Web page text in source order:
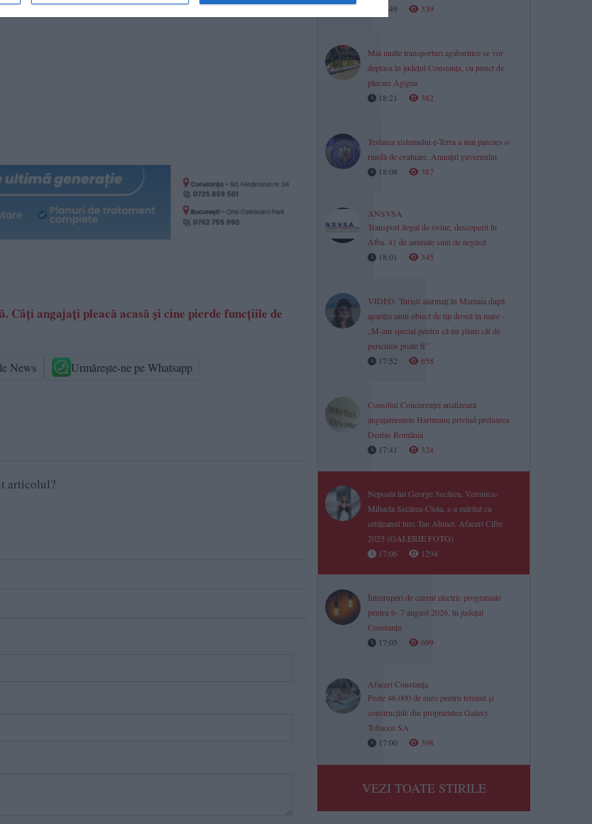
Câți angajați pleacă acasă și cine pierde funcțiile de
News Urmărește-ne pe Whatsapp
articolul?
18:49
339
Mai multe transporturi agabaritice se vor
deplasa în județul Constanța, cu punct de
plecare Agigea
18:21
382
Testarea sistemului e-Terra a mai parcurs o
rundă de evaluare. Anunțul guvernului
18:08
387
ANSVSA
Transport ilegal de ovine, descoperit în
Alba. 41 de animale sunt de negăsit
18:01
345
VIDEO. Turiști alarmați în Mamaia după
apariția unui obiect de tip dronă în mare -
„M-am speriat pentru că nu știam cât de
periculos poate fi”
17:52
658
Consiliul Concurenței analizează
angajamentele Hartmann privind preluarea
Dentas România
17:41
324
Nepoata lui George Secărea, Veronica-
Mihaela Secărea-Ciota, s-a măritat cu
cetățeanul turc Tan Ahmet. Afaceri Cifre
2025 (GALERIE FOTO)
17:06
1294
Întreruperi de curent electric programate
pentru 6- 7 august 2026, în județul
Constanța
17:05
699
Afaceri Constanța
Peste 46.000 de euro pentru terenul și
construcțiile din proprietatea Galaxy
Tobacco SA
17:00
398
VEZI TOATE STIRILE